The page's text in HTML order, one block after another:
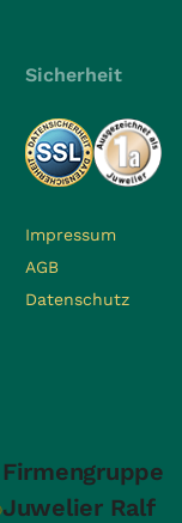
Sicherheit
Impressum
AGB
Datenschutz
Firmengruppe
Juwelier Ralf